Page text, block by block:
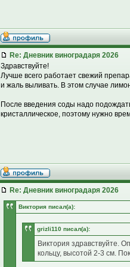
Re: Дневник виноградаря 2026
Здравствуйте!
Лучше всего работает свежий
и жаль выливать. В этом случае
После введения соды надо
кристаллическое, поэтому нужно
Re: Дневник виноградаря 2026
Виктория писал(а):
grizli110 писал(а):
Виктория здравствуйте.
кольцу, высотой 2-3 см.